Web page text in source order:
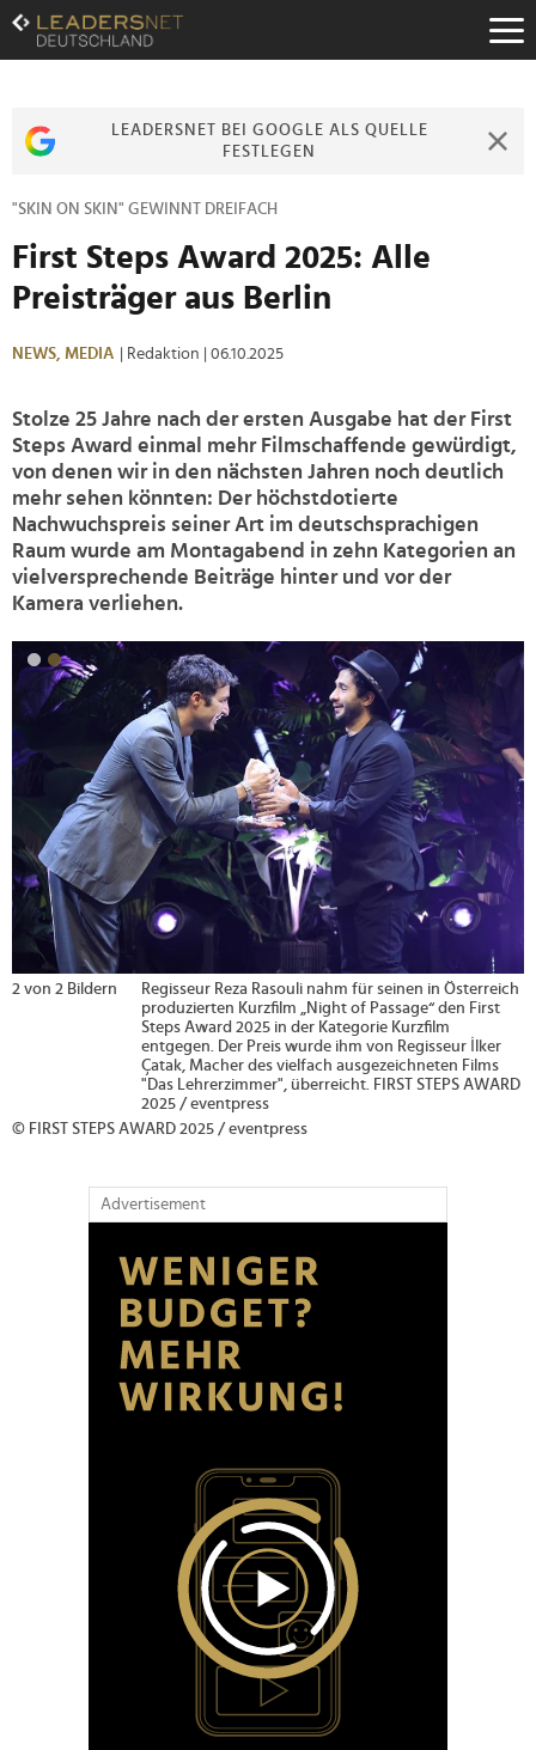
Zum
Inhalt
Zur
Zur
LEADERSNET BEI GOOGLE ALS QUELLE
FESTLEGEN
"SKIN ON SKIN" GEWINNT DREIFACH
First Steps Award 2025: Alle
Preisträger aus Berlin
NEWS, MEDIA | Redaktion | 06.10.2025
Stolze 25 Jahre nach der ersten Ausgabe hat der First
Steps Award einmal mehr Filmschaffende gewürdigt,
von denen wir in den nächsten Jahren noch deutlich
mehr sehen könnten: Der höchstdotierte
Nachwuchspreis seiner Art im deutschsprachigen
Raum wurde am Montagabend in zehn Kategorien an
vielversprechende Beiträge hinter und vor der
Kamera verliehen.
2 von 2 Bildern
Regisseur Reza Rasouli nahm für seinen in Österreich
produzierten Kurzfilm „Night of Passage“ den First
Steps Award 2025 in der Kategorie Kurzfilm
entgegen. Der Preis wurde ihm von Regisseur İlker
Çatak, Macher des vielfach ausgezeichneten Films
"Das Lehrerzimmer", überreicht. FIRST STEPS AWARD
2025 / eventpress
© FIRST STEPS AWARD 2025 / eventpress
Advertisement